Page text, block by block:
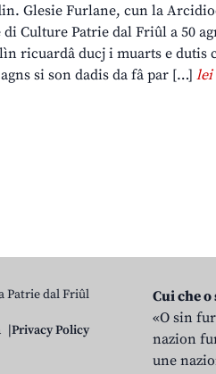
Glesie Furlane, cun la
Culture Patrie dal Friûl a 50
ricuardâ ducj i muarts e dutis
si son dadis da fâ par […] lei
Patrie dal Friûl
Privacy Policy
Cui che o
«O sin
nazion
une